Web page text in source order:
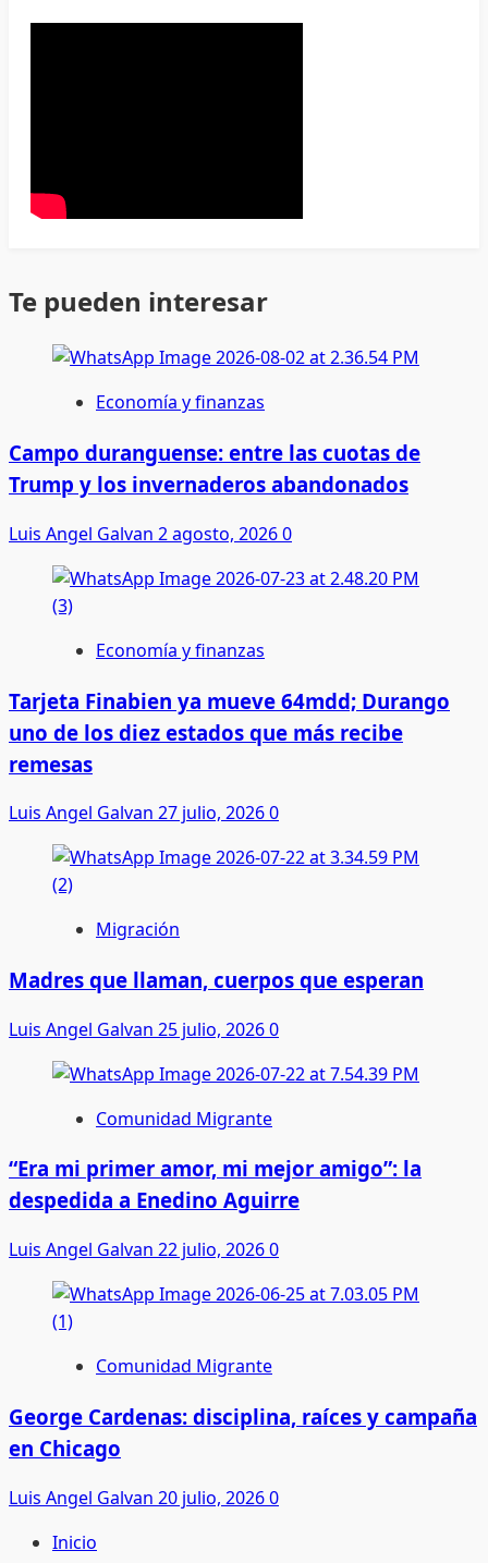
Te pueden interesar
Economía y finanzas
Campo duranguense: entre las cuotas de
Trump y los invernaderos abandonados
Luis Angel Galvan 2 agosto, 20260
Economía y finanzas
Tarjeta Finabien ya mueve 64mdd; Durango
uno de los diez estados que más recibe
remesas
Luis Angel Galvan 27 julio, 20260
Migración
Madres que llaman, cuerpos que esperan
Luis Angel Galvan 25 julio, 20260
Comunidad Migrante
“Era mi primer amor, mi mejor amigo”: la
despedida a Enedino Aguirre
Luis Angel Galvan 22 julio, 20260
Comunidad Migrante
George Cardenas: disciplina, raíces y campaña
en Chicago
Luis Angel Galvan 20 julio, 20260
Inicio